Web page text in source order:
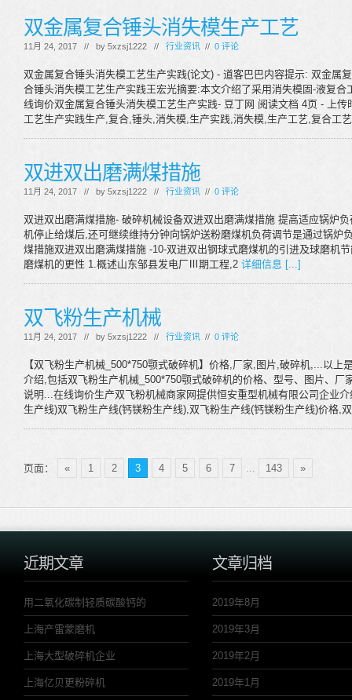
双金属复合锤头消失模生产工艺
11月 24, 2017 // by 5xzsj1222 // 行业资讯 // 0 评论
双金属复合锤头消失模工艺生产实践(论文) - 道客巴巴内容提示: 双金属
合锤头消失模工艺生产实践王宏光摘要:本文介绍了采用消失模固-液复
线询价双金属复合锤头消失模工艺生产实践- 豆丁网 阅读文档 4页 - 上
工艺生产实践生产,复合,锤头,消失模,生产实践,消失模,生产工艺,复合工
双进双出磨满煤措施
11月 24, 2017 // by 5xzsj1222 // 行业资讯 // 0 评论
双进双出磨满煤措施- 破碎机械设备双进双出磨满煤措施 提高适应锅炉
机停止给煤后,还可继续维持分钟向锅炉送粉磨煤机负荷调节是通过锅炉
煤措施双进双出磨满煤措施 -10-双进双出钢球式磨煤机的引进及球磨机
磨煤机的更性 1.概述山东邹县发电厂Ⅲ期工程,2 详细信息 [...]
双飞粉生产机械
11月 24, 2017 // by 5xzsj1222 // 行业资讯 // 0 评论
【双飞粉生产机械_500*750颚式破碎机】价格,厂家,图片,破碎机,...以上
介绍,包括双飞粉生产机械_500*750颚式破碎机的价格、型号、图片、厂
说明...在线询价生产双飞粉机械商家网提供恒安重型机械有限公司企业
生产线)双飞粉生产线(钙镁粉生产线),双飞粉生产线(钙镁粉生产线)价格,
页面： « 1 2 3 4 5 6 7 ... 143 »
近期文章
用二氧化碳制轻质碳酸钙的
上海产雷蒙磨机
上海大型破碎机企业
上海亿贝更粉碎机
文章归档
2019年8月
2019年3月
2019年2月
2019年1月